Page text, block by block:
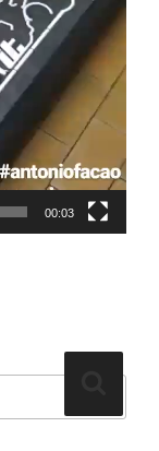
00:03